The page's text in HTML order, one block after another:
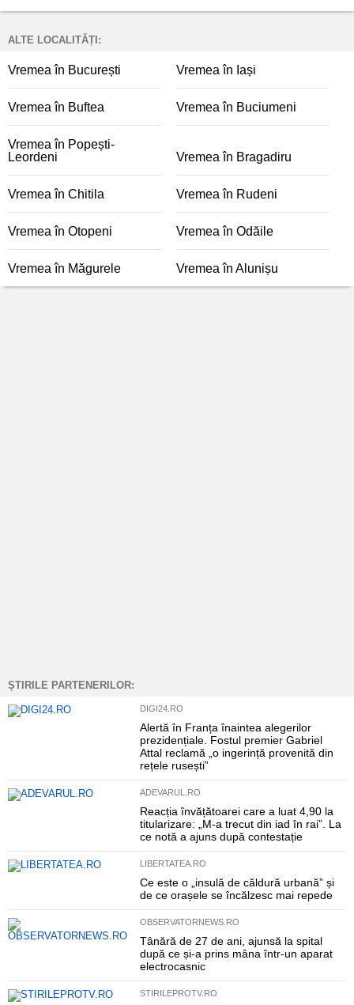
ALTE LOCALITĂȚI:
Vremea în București Vremea în Iași
Vremea în Buftea Vremea în Buciumeni
Vremea în Popești-
Leordeni
Vremea în Bragadiru
Vremea în Chitila Vremea în Rudeni
Vremea în Otopeni Vremea în Odăile
Vremea în Măgurele Vremea în Alunișu
ȘTIRILE PARTENERILOR:
DIGI24.RO
Alertă în Franța înaintea alegerilor
prezidențiale. Fostul premier Gabriel
Attal reclamă „o ingerință provenită din
rețele rusești”
ADEVARUL.RO
Reacția învățătoarei care a luat 4,90 la
titularizare: „M-a trecut din iad în rai”. La
ce notă a ajuns după contestație
LIBERTATEA.RO
Ce este o „insulă de căldură urbană” și
de ce orașele se încălzesc mai repede
OBSERVATORNEWS.RO
Tânără de 27 de ani, ajunsă la spital
după ce și-a prins mâna într-un aparat
electrocasnic
STIRILEPROTV.RO